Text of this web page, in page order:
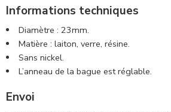
Informations techniques
Diamètre : 23mm.
Matière : laiton, verre, résine.
Sans nickel.
L’anneau de la bague est réglable.
Envoi